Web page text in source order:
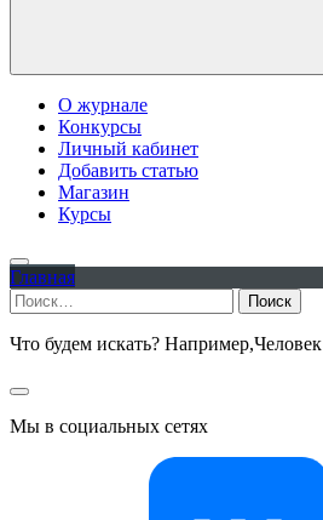
О журнале
Конкурсы
Личный кабинет
Добавить статью
Магазин
Курсы
Главная
Найти:
Что будем искать? Например,Человек
Мы в социальных сетях